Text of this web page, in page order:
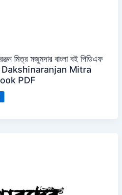
মিত্র মজুমদার বাংলা বই পিডিএফ
Mitra
PDF